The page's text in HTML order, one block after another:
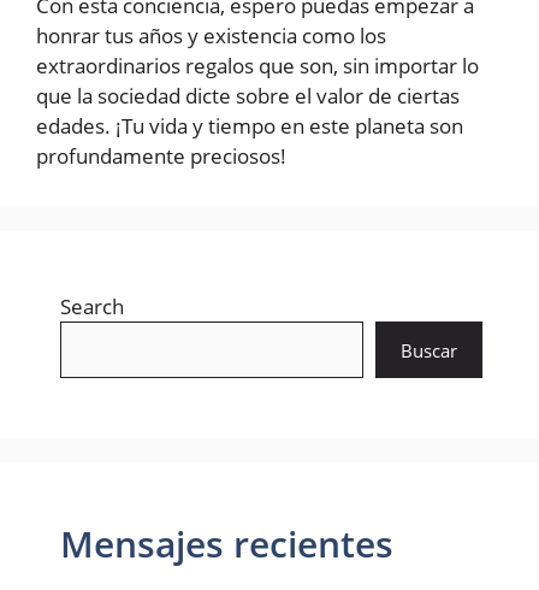
honrar tus años y existencia como los
extraordinarios regalos que son, sin importar lo
que la sociedad dicte sobre el valor de ciertas
edades. ¡Tu vida y tiempo en este planeta son
profundamente preciosos!
Search
Buscar
Mensajes recientes